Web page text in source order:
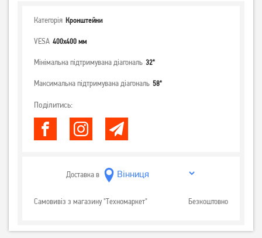
Категорія Кронштейни
VESA 400x400 мм
Мінімальна підтримувана діагональ 32"
Максимальна підтримувана діагональ 58"
Поділитись:
Доставка в
Самовивіз з магазину "Техномаркет" Безкоштовно